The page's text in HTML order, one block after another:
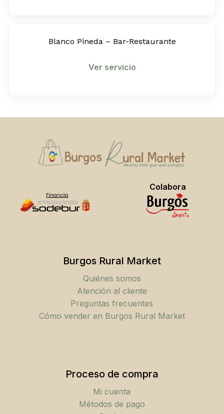
No hay productos en el carrito.
Blanco Pineda – Bar-Restaurante
Ver servicio
Colabora
Burgos Rural Market
Quiénes somos
Atención al cliente
Preguntas frecuentes
Cómo vender en Burgos Rural Market
Proceso de compra
Mi cuenta
Métodos de pago